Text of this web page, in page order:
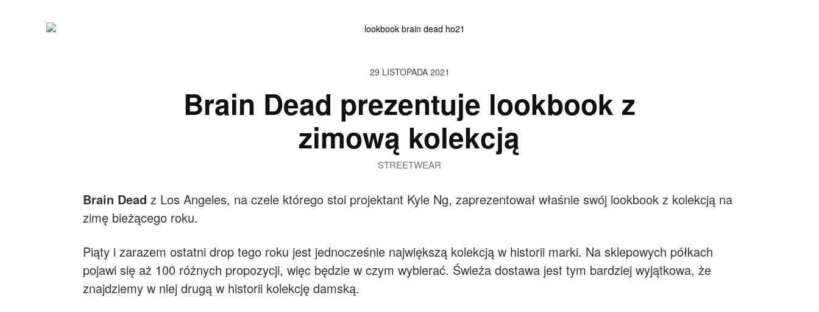
29 LISTOPADA 2021
Brain Dead prezentuje lookbook z
zimową kolekcją
STREETWEAR
Brain Dead z Los Angeles, na czele którego stoi projektant Kyle Ng, zaprezentował właśnie swój lookbook z kolekcją na
zimę bieżącego roku.
Piąty i zarazem ostatni drop tego roku jest jednocześnie największą kolekcją w historii marki. Na sklepowych półkach
pojawi się aż 100 różnych propozycji, więc będzie w czym wybierać. Świeża dostawa jest tym bardziej wyjątkowa, że
znajdziemy w niej drugą w historii kolekcję damską.